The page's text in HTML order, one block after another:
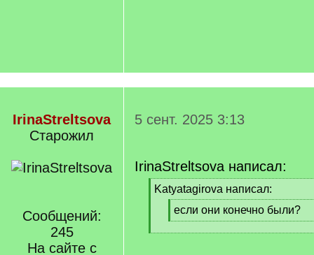
IrinaStreltsova
Старожил
Сообщений:
245
На сайте с
5 сент. 2025 3:13
IrinaStreltsova написал:
[Katyatagirova написал:
[
q
]
если они конечно были?
[
/
[